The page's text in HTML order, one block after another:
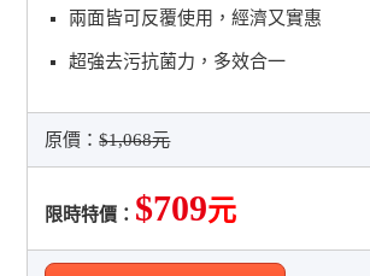
兩面皆可反覆使用，經濟又實惠
超強去污抗菌力，多效合一
原價：$1,068元
限時特價： $709元